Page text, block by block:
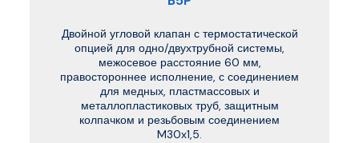
Двойной угловой клапан с термостатической
опцией для одно/двухтрубной системы,
межосевое расстояние 60 мм,
правостороннее исполнение, с соединением
для медных, пластмассовых и
металлопластиковых труб, защитным
колпачком и резьбовым соединением
M30x1,5.